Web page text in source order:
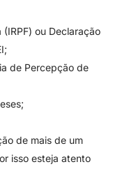
ou Declaração
de Percepção de
de mais de um
isso esteja atento